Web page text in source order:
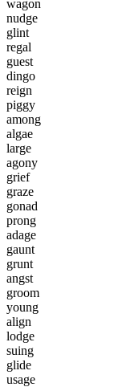
wagon
nudge
glint
regal
guest
dingo
reign
piggy
among
algae
large
agony
grief
graze
gonad
prong
adage
gaunt
grunt
angst
groom
young
align
lodge
suing
glide
usage